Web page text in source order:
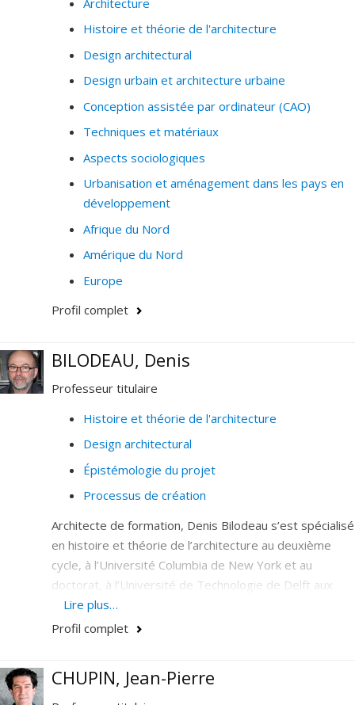
Histoire et théorie de l'architecture
Design architectural
Design urbain et architecture urbaine
Conception assistée par ordinateur (CAO)
Techniques et matériaux
Aspects sociologiques
Urbanisation et aménagement dans les pays en
développement
Afrique du Nord
Amérique du Nord
Europe
Profil complet
BILODEAU, Denis
Professeur titulaire
Histoire et théorie de l'architecture
Design architectural
Épistémologie du projet
Processus de création
Architecte de formation, Denis Bilodeau s’est spécialisé
en histoire et théorie de l’architecture au deuxième
cycle, à l’Université Columbia de New York et au
doctorat, à l’Université de Technologie de Delft aux
Pays Bas.
Ses recherches portent sur les dimensions culturelles
contemporain, et à l’épistémologie du projet
Lire plus…
Profil complet
CHUPIN, Jean-Pierre